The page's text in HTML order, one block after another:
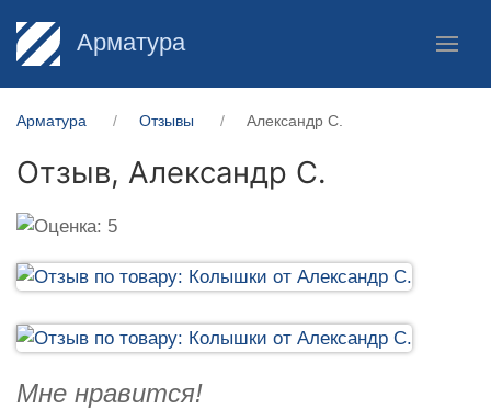
Арматура
Арматура Отзывы Александр С.
Отзыв, Александр С.
Мне нравится!